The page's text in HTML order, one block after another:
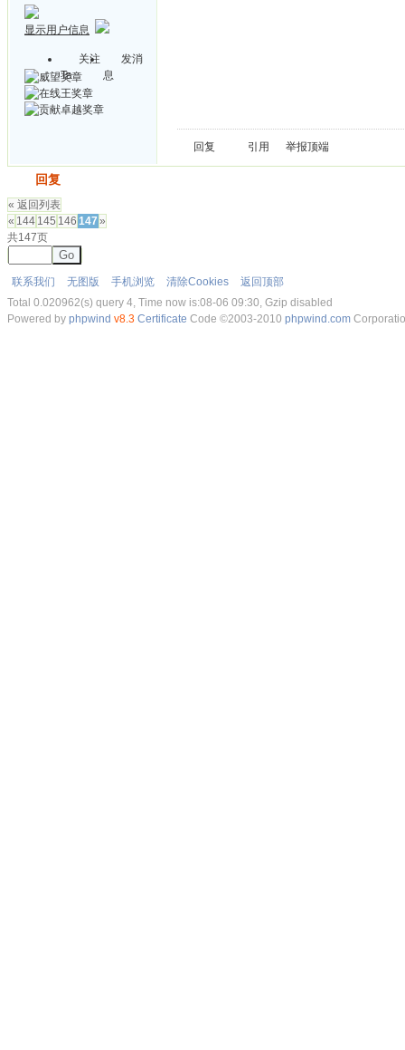
显示用户信息
关注
Ta
发消
息
回复 引用 举报顶端
回复
« 返回列表
« 144 145 146 147 »
共147页
Go
联系我们 无图版 手机浏览 清除Cookies
返回顶部
Total 0.020962(s) query 4, Time now is:08-06 09:30, Gzip disabled
Powered by phpwind v8.3 Certificate Code ©2003-2010 phpwind.com